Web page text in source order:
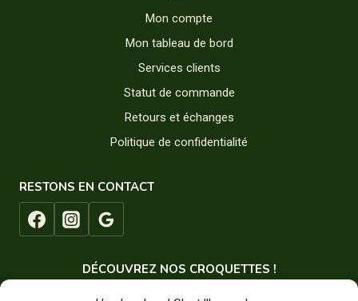
Mon compte
Mon tableau de bord
Services clients
Statut de commande
Retours et échanges
Politique de confidentialité
RESTONS EN CONTACT
DÉCOUVREZ NOS CROQUETTES !